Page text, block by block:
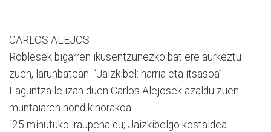
CARLOS ALEJOS
Roblesek bigarren ikusentzunezko bat ere aurkeztu
zuen, larunbatean: “Jaizkibel: harria eta itsasoa”.
Laguntzaile izan duen Carlos Alejosek azaldu zuen
muntaiaren nondik norakoa:
“25 minutuko iraupena du; Jaizkibelgo kostaldea